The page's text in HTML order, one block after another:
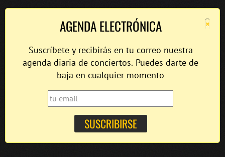
×
AGENDA ELECTRÓNICA
Suscríbete y recibirás en tu correo nuestra
agenda diaria de conciertos. Puedes darte de
baja en cualquier momento